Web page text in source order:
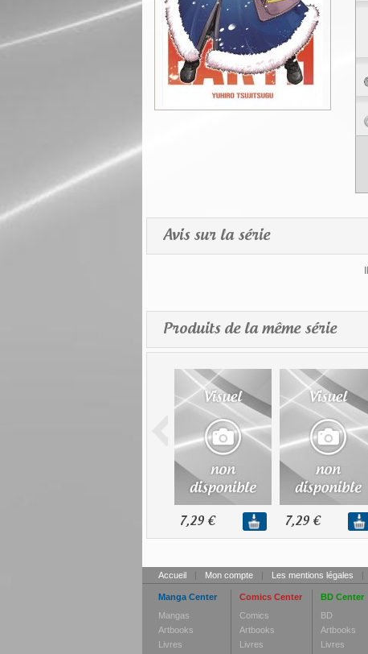
Avis sur la série
Produits de la même série
7,29 € 7,29 €
Accueil | Mon compte | Les mentions légales |
Manga Center
Mangas
Artbooks
Livres
Comics Center
Comics
Artbooks
Livres
BD Center
BD
Artbooks
Livres